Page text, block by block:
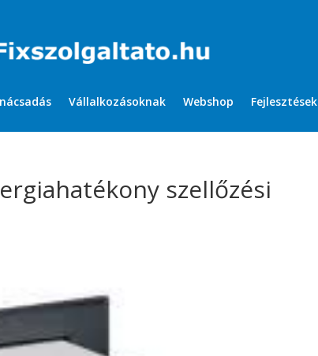
Vállalkozásoknak Webshop Fejlesztések
szellőzési